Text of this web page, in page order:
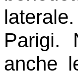
Parigi.
anche